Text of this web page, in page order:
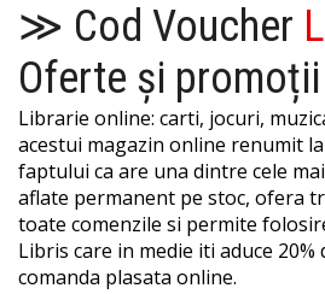
≫ Cod Voucher
Oferte și promoții
Librarie online: carti, jocuri,
acestui magazin online renumit
faptului ca are una dintre cele
aflate permanent pe stoc, ofera
toate comenzile si permite
Libris care in medie iti aduce 20%
comanda plasata online.